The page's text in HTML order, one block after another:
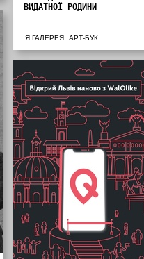
ВИДАТНОЇ РОДИНИ
Я ГАЛЕРЕЯ АРТ-БУК